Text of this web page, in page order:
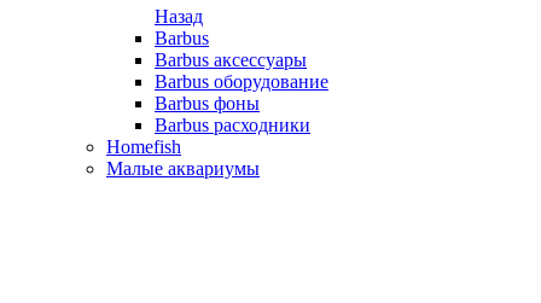
Назад
Barbus
Barbus аксессуары
Barbus оборудование
Barbus фоны
Barbus расходники
Homefish
Малые аквариумы